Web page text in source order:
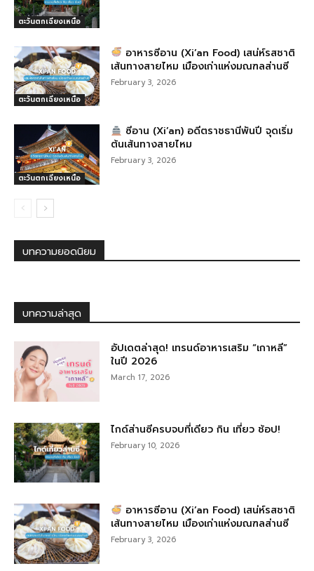
ตะวันตกเฉียงเหนือ
ตะวันตกเฉียงเหนือ
อาหารซีอาน (Xi’an Food) เสน่ห์รสชาติ
เส้นทางสายไหม เมืองเก่าแห่งมณฑลส่านซี
February 3, 2026
ตะวันตกเฉียงเหนือ
ซีอาน (Xi’an) อดีตราชธานีพันปี จุดเริ่ม
ต้นเส้นทางสายไหม
February 3, 2026
บทความยอดนิยม
บทความล่าสุด
อัปเดตล่าสุด! เทรนด์อาหารเสริม “เกาหลี”
ในปี 2026
March 17, 2026
ไกด์ส่านซีครบจบที่เดียว กิน เที่ยว ช้อป!
February 10, 2026
อาหารซีอาน (Xi’an Food) เสน่ห์รสชาติ
เส้นทางสายไหม เมืองเก่าแห่งมณฑลส่านซี
February 3, 2026